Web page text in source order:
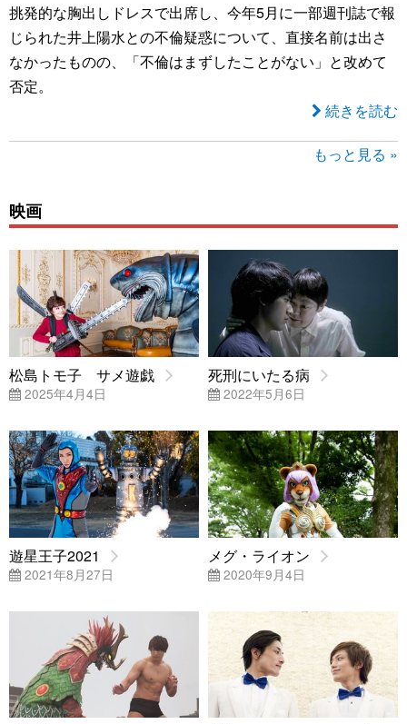
挑発的な胸出しドレスで出席し、今年5月に一部週刊誌で報
じられた井上陽水との不倫疑惑について、直接名前は出さ
なかったものの、「不倫はまずしたことがない」と改めて
否定。
続きを読む
もっと見る »
映画
松島トモ子 サメ遊戯
2025年4月4日
死刑にいたる病
2022年5月6日
遊星王子2021
2021年8月27日
メグ・ライオン
2020年9月4日